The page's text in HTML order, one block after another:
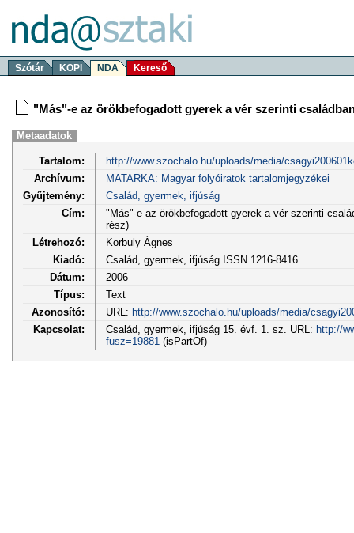
Szótár KOPI NDA Kereső
"Más"-e az örökbefogadott gyerek a vér szerinti
Metaadatok
Tartalom:
http://www.szochalo.hu/uploads/media/
Archívum:
MATARKA: Magyar folyóiratok tartalomjegyzékei
Gyűjtemény:
Család, gyermek, ifjúság
Cím:
"Más"-e az örökbefogadott gyerek a vér szerinti
rész)
Létrehozó:
Korbuly Ágnes
Kiadó:
Család, gyermek, ifjúság ISSN 1216-8416
Dátum:
2006
Típus:
Text
Azonosító:
URL: http://www.szochalo.hu/uploads/media/
Kapcsolat:
Család, gyermek, ifjúság 15. évf. 1. sz. URL: http://
fusz=19881 (isPartOf)